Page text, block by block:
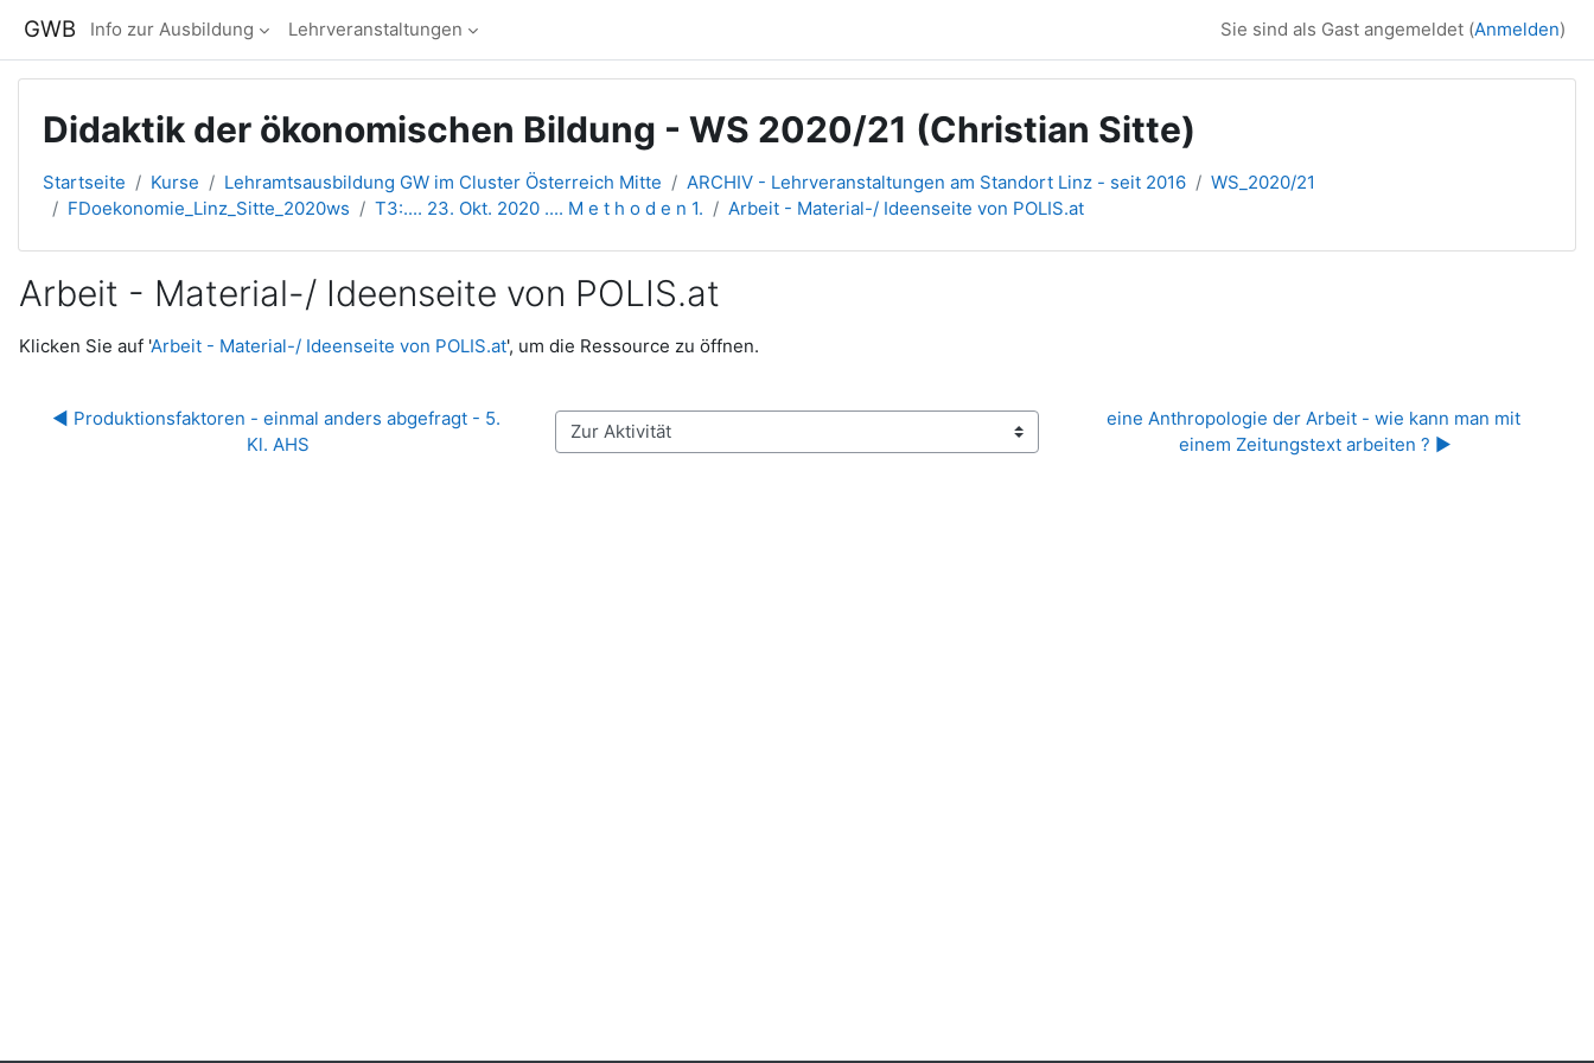
GWB Info zur Ausbildung Lehrveranstaltungen Sie sind als Gast angemeldet (Anmelden)
Didaktik der ökonomischen Bildung - WS 2020/21 (Christian Sitte)
Startseite Kurse Lehramtsausbildung GW im Cluster Österreich Mitte ARCHIV - Lehrveranstaltungen am Standort Linz - seit 2016
WS_2020/21
FDoekonomie_Linz_Sitte_2020ws
T3:.... 23. Okt. 2020 .... M e t h o d e n 1. Arbeit - Material-/ Ideenseite von POLIS.at
Arbeit - Material-/ Ideenseite von POLIS.at
Abschlussbedingungen
Klicken Sie auf 'Arbeit - Material-/ Ideenseite von POLIS.at', um die Ressource zu öffnen.
◀︎ Produktionsfaktoren - einmal anders abgefragt - 5.
Kl. AHS
Zur Aktivität
eine Anthropologie der Arbeit - wie kann man mit
einem Zeitungstext arbeiten ? ▶︎